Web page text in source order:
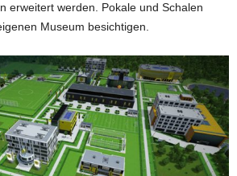
erweitert werden. Pokale und Schalen
Museum besichtigen.